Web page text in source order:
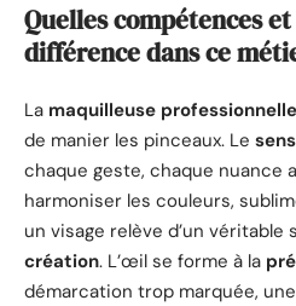
Quelles compétences
différence dans ce
La maquilleuse professionnelle
de manier les pinceaux. Le
chaque geste, chaque nuance
harmoniser les couleurs,
un visage relève d’un véritable
création. L’œil se forme à la
démarcation trop marquée,